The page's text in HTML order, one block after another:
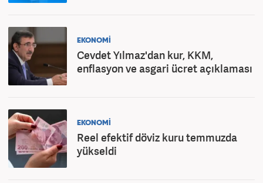
EKONOMİ
Cevdet Yılmaz'dan kur, KKM,
enflasyon ve asgari ücret açıklaması
EKONOMİ
Reel efektif döviz kuru temmuzda
yükseldi